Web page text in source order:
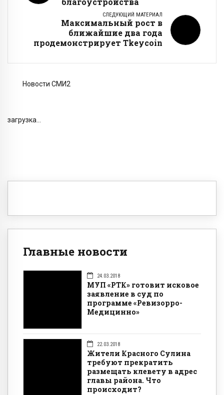
СЛЕДУЮЩИЙ МАТЕРИАЛ
Максимальный рост в
ближайшие два года
продемонстрирует Tkeycoin
Новости СМИ2
загрузка...
Главные новости
24.03.2018
МУП «РТК» готовит исковое
заявление в суд по
программе «Ревизорро-
Медицинно»
22.03.2018
Жители Красного Сулина
требуют прекратить
размещать клевету в адрес
главы района. Что
происходит?